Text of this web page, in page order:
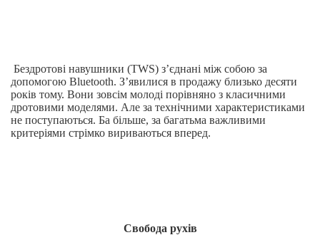
Бездротові навушники (TWS) з’єднані між собою за
допомогою Bluetooth. З’явилися в продажу близько десяти
років тому. Вони зовсім молоді порівняно з класичними
дротовими моделями. Але за технічними характеристиками
не поступаються. Ба більше, за багатьма важливими
критеріями стрімко вириваються вперед.
Свобода рухів